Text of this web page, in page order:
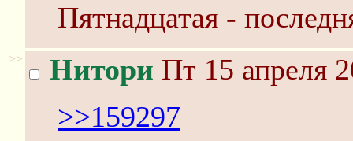
Пятнадцатая -
>> Нитори Пт 15 апреля
>>159297